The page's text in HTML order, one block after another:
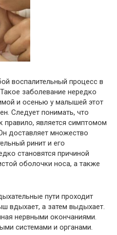
воспалительный процесс в
заболевание нередко
и осенью у малышей этот
Следует понимать, что
правило, является симптомом
доставляет множество
ринит и его
становятся причиной
оболочки носа, а также
пути проходит
вдыхает, а затем выдыхает.
нервными окончаниями.
системами и органами.